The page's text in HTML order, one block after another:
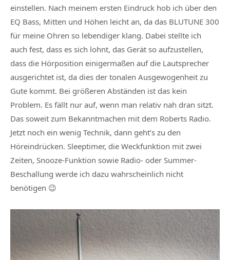
einstellen. Nach meinem ersten Eindruck hob ich über den
EQ Bass, Mitten und Höhen leicht an, da das BLUTUNE 300
für meine Ohren so lebendiger klang. Dabei stellte ich
auch fest, dass es sich lohnt, das Gerät so aufzustellen,
dass die Hörposition einigermaßen auf die Lautsprecher
ausgerichtet ist, da dies der tonalen Ausgewogenheit zu
Gute kommt. Bei größeren Abständen ist das kein
Problem. Es fällt nur auf, wenn man relativ nah dran sitzt.
Das soweit zum Bekanntmachen mit dem Roberts Radio.
Jetzt noch ein wenig Technik, dann geht’s zu den
Höreindrücken. Sleeptimer, die Weckfunktion mit zwei
Zeiten, Snooze-Funktion sowie Radio- oder Summer-
Beschallung werde ich dazu wahrscheinlich nicht
benötigen 😉